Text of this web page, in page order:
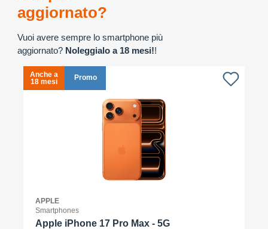
aggiornato?
Vuoi avere sempre lo smartphone più
aggiornato? Noleggialo a 18 mesi!!
Anche a
18 mesi
Promo
APPLE
Smartphones
Apple iPhone 17 Pro Max - 5G